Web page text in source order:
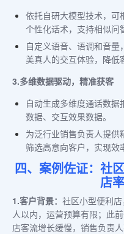
依托自研大模型技术，可
个性化话术，支持相似问
自定义语音、语调和音
美真人的交互体验，降低
3.多维数据驱动，精准获客
自动生成多维度通话数
数据、交互效果数据。
为泛行业销售负责人提供
筛选高意向客户，实现效
四、案例佐证：社
店
1.客户背景： 社区小型便利
人以内，运营预算有限；此
店客流增长缓慢，销售负责人